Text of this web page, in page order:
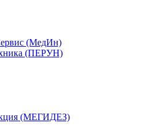
(МедИн)
(ПЕРУН)
(МЕГИДЕЗ)